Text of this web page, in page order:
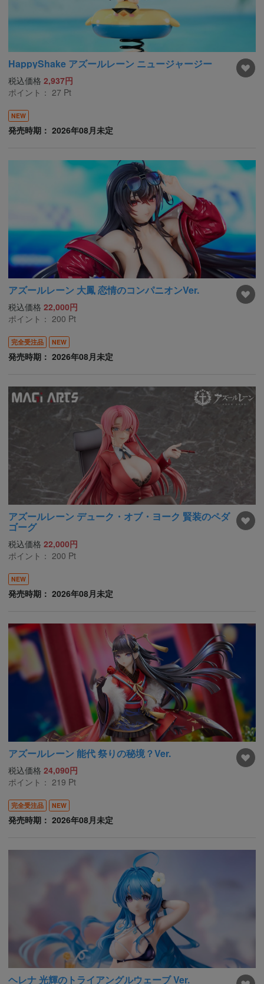
HappyShake アズールレーン ニュージャージー
税込価格 2,937円
ポイント： 27 Pt
NEW
発売時期： 2026年08月未定
アズールレーン 大鳳 恋情のコンパニオンVer.
税込価格 22,000円
ポイント： 200 Pt
完全受注品 NEW
発売時期： 2026年08月未定
アズールレーン デューク・オブ・ヨーク 賢装のペダ
ゴーグ
税込価格 22,000円
ポイント： 200 Pt
NEW
発売時期： 2026年08月未定
アズールレーン 能代 祭りの秘境？Ver.
税込価格 24,090円
ポイント： 219 Pt
完全受注品 NEW
発売時期： 2026年08月未定
ヘレナ 光輝のトライアングルウェーブ Ver.